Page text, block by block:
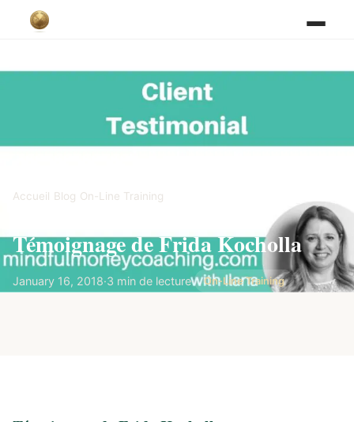
Accueil Blog On-Line Training
Témoignage de Frida Kocholla‎
January 16, 2018·3 min de lecture· On-Line Training